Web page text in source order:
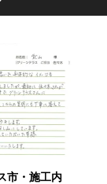
市・施工内